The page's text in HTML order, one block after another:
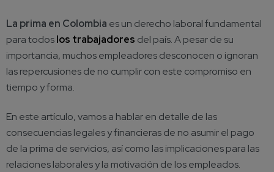
La prima en Colombia es un derecho laboral fundamental
para todoslos trabajadores del país. A pesar de su
importancia, muchos empleadores desconocen o ignoran
las repercusiones de no cumplir con este compromiso en
tiempo y forma.
En este artículo, vamos a hablar en detalle de las
consecuencias legales y financieras de no asumir el pago
de la prima de servicios, así como las implicaciones para las
relaciones laborales y la motivación de los empleados.